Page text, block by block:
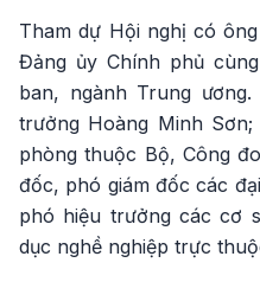
Tham dự Hội nghị có
Đảng ủy Chính phủ
ban, ngành Trung
trưởng Hoàng Minh
phòng thuộc Bộ, Công
đốc, phó giám đốc các
phó hiệu trưởng các cơ
dục nghề nghiệp trực